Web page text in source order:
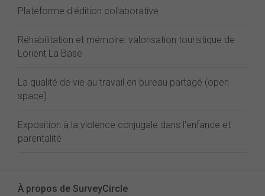
Plateforme d'édition collaborative
Réhabilitation et mémoire: valorisation touristique de
Lorient La Base
La qualité de vie au travail en bureau partagé (open
space)
Exposition à la violence conjugale dans l'enfance et
parentalité
À propos de SurveyCircle